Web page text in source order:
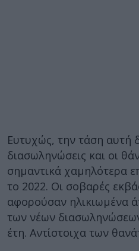
Ευτυχώς, την τάση αυτή
διασωληνώσεις και οι
σημαντικά χαμηλότερα
το 2022. Οι σοβαρές
αφορούσαν ηλικιωμένα
των νέων
έτη. Αντίστοιχα των